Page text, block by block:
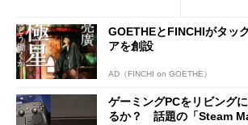
GOETHEとFINCHIがタッ
アを創設
AD（FINCHI on GOETHE）
ゲーミングPCをリビング
るか？ 話題の「Steam